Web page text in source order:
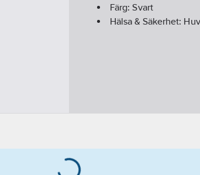
Färg:Svart
Hälsa & Säkerhet: